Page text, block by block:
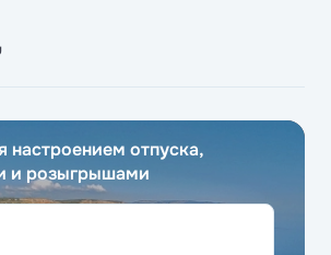
настроением отпуска,
и розыгрышами